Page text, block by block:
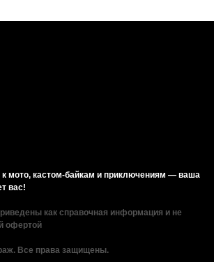
к мото, кастом-байкам и приключениям — ваша
вас!
как справочная информация и не
офертой
Все права защищены.